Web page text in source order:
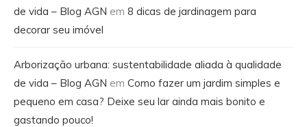
de vida – Blog AGN em 8 dicas de jardinagem para
decorar seu imóvel
Arborização urbana: sustentabilidade aliada à qualidade
de vida – Blog AGN em Como fazer um jardim simples e
pequeno em casa? Deixe seu lar ainda mais bonito e
gastando pouco!